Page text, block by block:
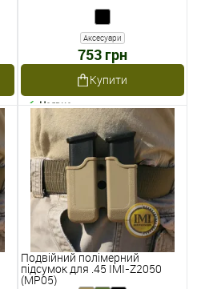
Аксесуари
753 грн
Купити
Наявне
Подвійний полімерний
підсумок для .45 IMI-Z2050
(MP05)